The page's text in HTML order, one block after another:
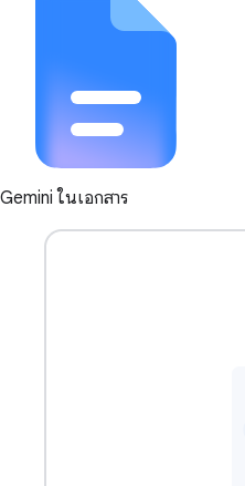
Gemini ในเอกสาร